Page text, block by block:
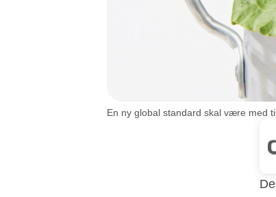
En ny global standard skal være med